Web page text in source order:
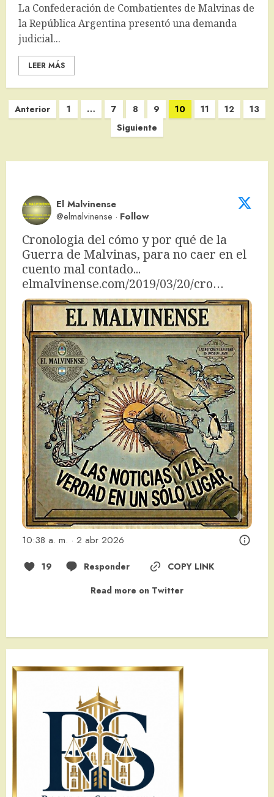
La Confederación de Combatientes de Malvinas de
la República Argentina presentó una demanda
judicial...
LEER MÁS
Paginación
Anterior 1 … 7 8 9 10 11 12
13
Siguiente
El Malvinense
@elmalvinense · Follow
Cronologia del cómo y por qué de la
Guerra de Malvinas, para no caer en el
elmalvinense.com/2019/03/20/cro…
10:38 a. m. · 2 abr 2026
19 Responder
COPY LINK
Read more on Twitter